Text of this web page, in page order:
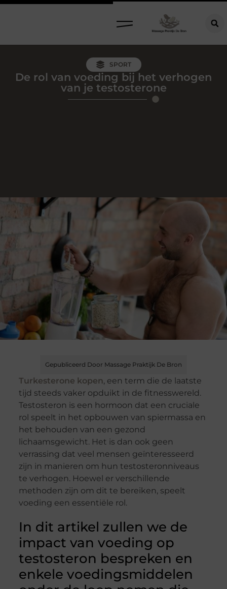
SPORT
De rol van voeding bij het verhogen
van je testosterone
Gepubliceerd Door Massage Praktijk De Bron
Turkesterone kopen, een term die de laatste
tijd steeds vaker opduikt in de fitnesswereld.
Testosteron is een hormoon dat een cruciale
rol speelt in het opbouwen van spiermassa en
het behouden van een gezond
lichaamsgewicht. Het is dan ook geen
verrassing dat veel mensen geïnteresseerd
zijn in manieren om hun testosteronniveaus
te verhogen. Hoewel er verschillende
methoden zijn om dit te bereiken, speelt
voeding een essentiële rol.
In dit artikel zullen we de
impact van voeding op
testosteron bespreken en
enkele voedingsmiddelen